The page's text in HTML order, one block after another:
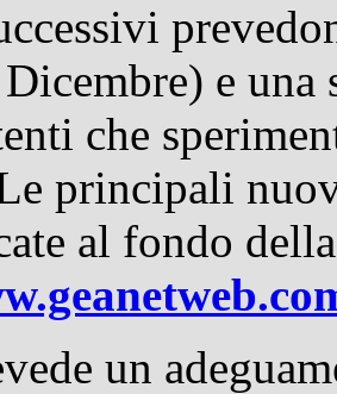
e una
che
principali
al fondo
un